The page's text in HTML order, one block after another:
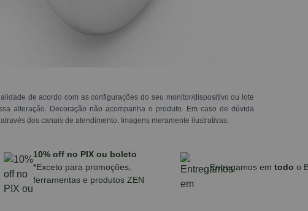
de acordo com as configurações do seu monitor/dispositivo ou lote
alteração. Decoração não acompanha o produto. Em caso de dúvida
dos canais de atendimento. Imagens meramente ilustrativas.
10% off no PIX ou boleto
*Exceto para promoções,
ferramentas e produtos ZEN
Entregamos em todo o